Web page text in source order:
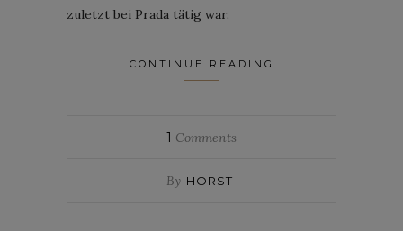
zuletzt bei Prada tätig war.
CONTINUE READING
1 Comments
By HORST